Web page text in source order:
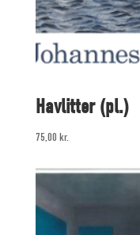
Havlitter (pl.)
75,00 kr.